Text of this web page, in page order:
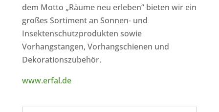
dem Motto „Räume neu erleben“ bieten wir ein
großes Sortiment an Sonnen- und
Insektenschutzprodukten sowie
Vorhangstangen, Vorhangschienen und
Dekorationszubehör.
www.erfal.de